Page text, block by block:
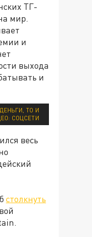
ТГ-
мир.
и
выхода
и
ТО И
СОЦСЕТИ
весь
столкнуть